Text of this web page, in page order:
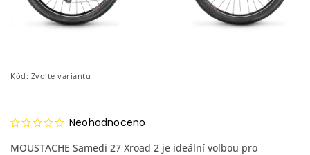
Kód: Zvolte variantu
Neohodnoceno
MOUSTACHE Samedi 27 Xroad 2 je ideální volbou pro